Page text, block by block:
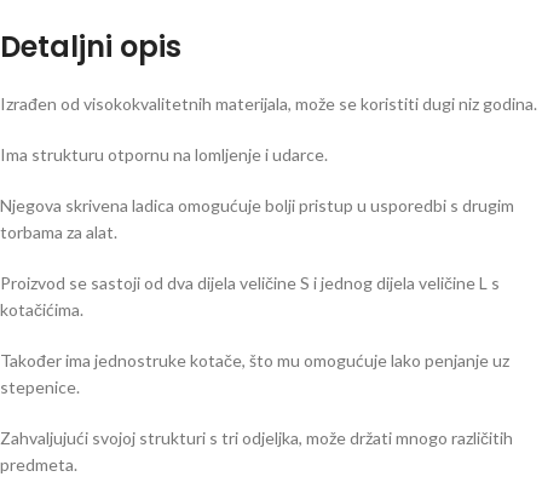
Detaljni opis
Izrađen od visokokvalitetnih materijala, može se koristiti dugi niz godina.
Ima strukturu otpornu na lomljenje i udarce.
Njegova skrivena ladica omogućuje bolji pristup u usporedbi s drugim
torbama za alat.
Proizvod se sastoji od dva dijela veličine S i jednog dijela veličine L s
kotačićima.
Također ima jednostruke kotače, što mu omogućuje lako penjanje uz
stepenice.
Zahvaljujući svojoj strukturi s tri odjeljka, može držati mnogo različitih
predmeta.